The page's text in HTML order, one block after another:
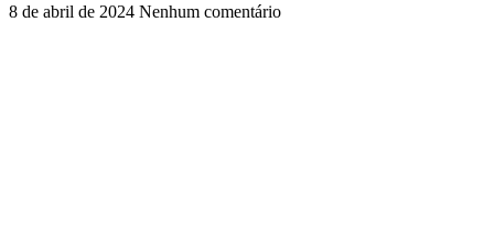
8 de abril de 2024 Nenhum comentário